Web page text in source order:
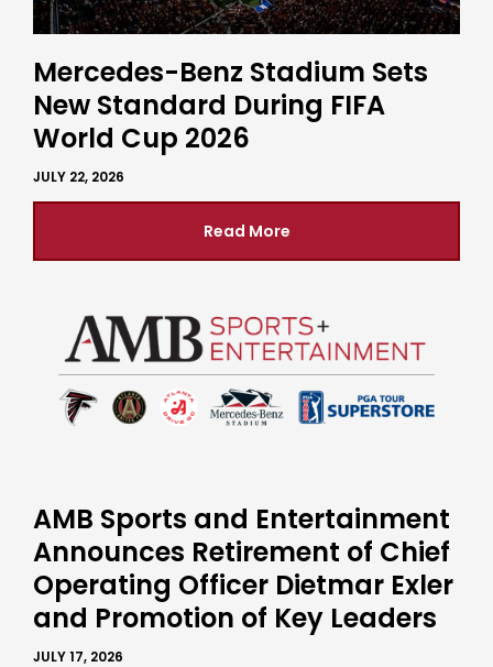
Mercedes-Benz Stadium Sets
New Standard During FIFA
World Cup 2026
JULY 22, 2026
Read More
AMB Sports and Entertainment
Announces Retirement of Chief
Operating Officer Dietmar Exler
and Promotion of Key Leaders
JULY 17, 2026